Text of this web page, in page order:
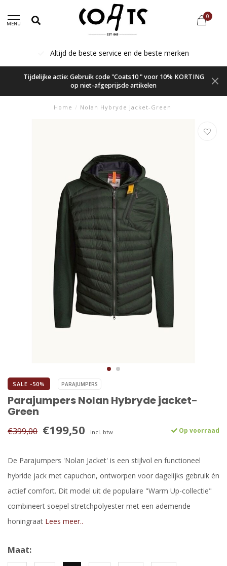
MENU
0
Altijd de beste service en de beste merken
Tijdelijke actie: Gebruik code "Coats10 " voor 10% KORTING
op niet-afgeprijsde artikelen
Home / Nolan Hybryde jacket-Green
SALE -50% PARAJUMPERS
Parajumpers Nolan Hybryde jacket-
Green
€399,00 €199,50 Incl. btw Op voorraad
De Parajumpers 'Nolan Jacket' is een stijlvol en functioneel
hybride jack met capuchon, ontworpen voor dagelijks gebruik én
actief comfort. Dit model uit de populaire "Warm Up-collectie"
combineert soepel stretchpolyester met een ademende
honingraat Lees meer..
Maat: